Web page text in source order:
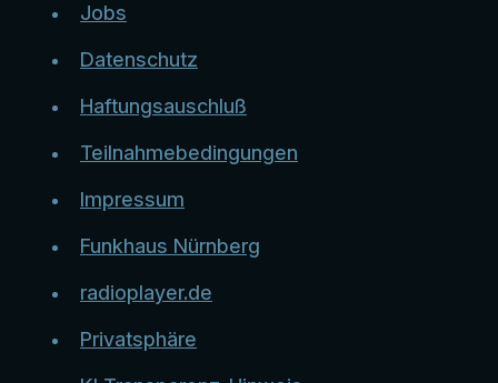
Jobs
Datenschutz
Haftungsauschluß
Teilnahmebedingungen
Impressum
Funkhaus Nürnberg
radioplayer.de
Privatsphäre